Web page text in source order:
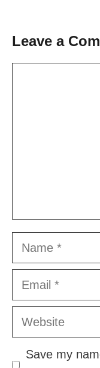
Leave a
Name
Email
Website
Save my